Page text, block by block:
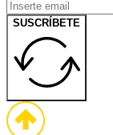
SUSCRÍBETE